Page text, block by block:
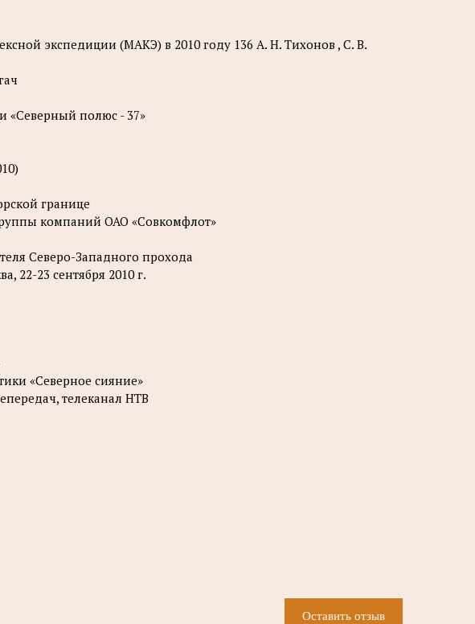
экспедиции (МАКЭ) в 2010 году 136 А. Н. Тихонов , С. В.
«Северный полюс - 37»
границе
компаний ОАО «Совкомфлот»
Северо-Западного прохода
22-23 сентября 2010 г.
«Северное сияние»
телеканал НТВ
Оставить отзыв